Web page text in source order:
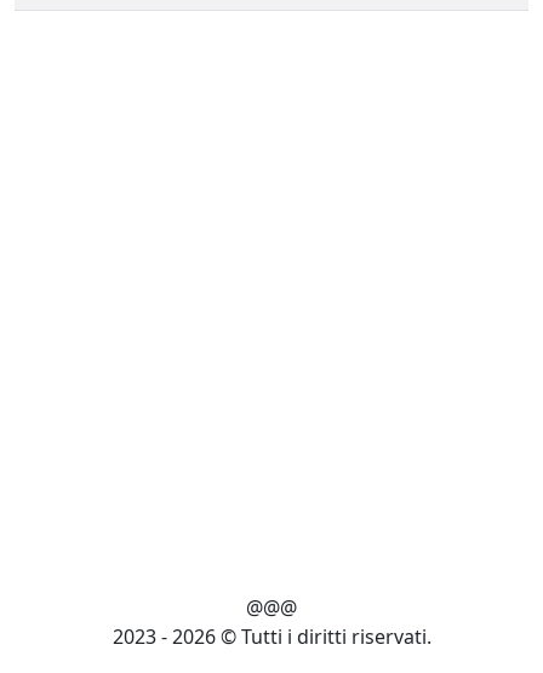
@@@
2023 - 2026 © Tutti i diritti riservati.